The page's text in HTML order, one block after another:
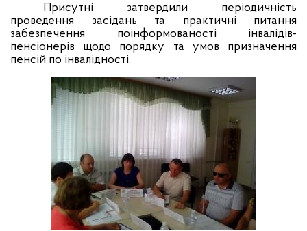
Присутні затвердили періодичність
проведення засідань та практичні питання
забезпечення поінформованості інвалідів-
пенсіонерів щодо порядку та умов призначення
пенсій по інвалідності.